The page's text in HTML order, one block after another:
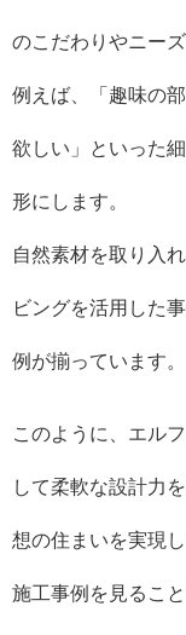
のこだわりやニー
例えば、「趣味の
欲しい」といった
形にします。
自然素材を取り入
ビングを活用した
例が揃っています。
このように、エル
して柔軟な設計力
想の住まいを実現し
施工事例を見るこ